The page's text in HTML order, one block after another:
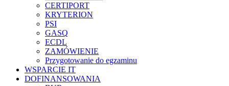
CERTIPORT
KRYTERION
PSI
GASQ
ECDL
ZAMÓWIENIE
Przygotowanie do egzaminu
WSPARCIE IT
DOFINANSOWANIA